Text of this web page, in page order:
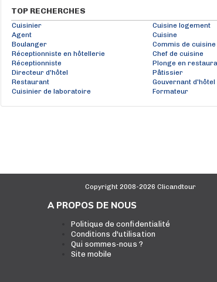
TOP RECHERCHES
Cuisinier Cuisine logement
Agent
Cuisine
Boulanger
Commis de cuisine
Réceptionniste en hôtellerie
Chef de cuisine
Réceptionniste
Plonge en
Directeur d'hôtel
Pâtissier
Restaurant
Gouvernant d'hôtel
Cuisinier de laboratoire
Formateur
Copyright 2008-2026 Clicandtour
A PROPOS DE NOUS
Politique de confidentialité
Conditions d'utilisation
Qui sommes-nous ?
Site mobile